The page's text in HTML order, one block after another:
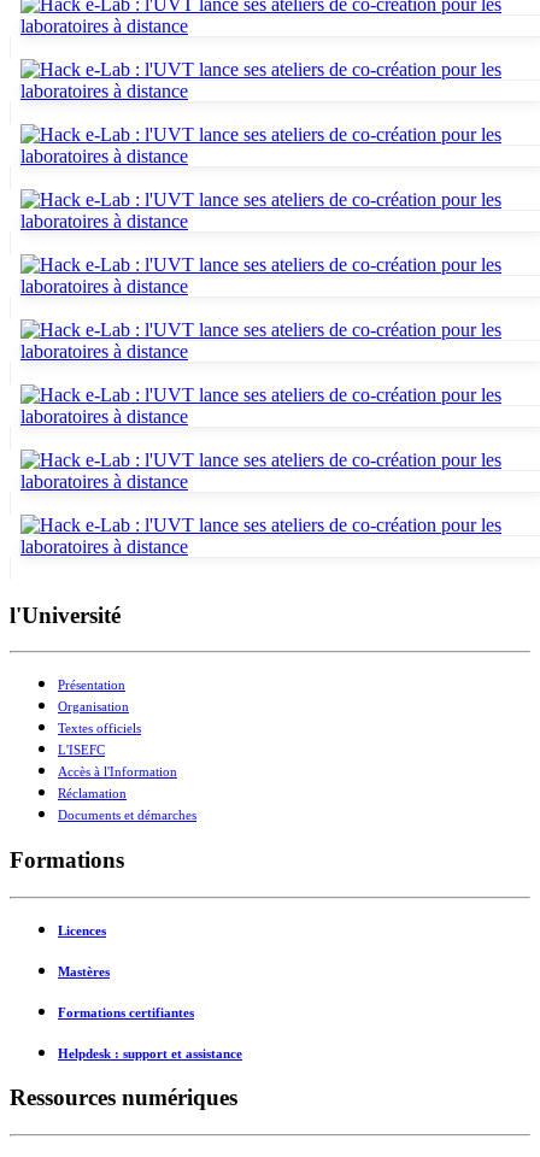
l'Université
Présentation
Organisation
Textes officiels
L'ISEFC
Accès à l'Information
Réclamation
Documents et démarches
Formations
Licences
Mastères
Formations certifiantes
Helpdesk : support et assistance
Ressources numériques